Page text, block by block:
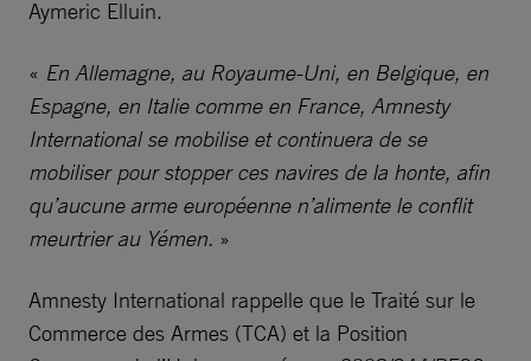
Aymeric Elluin.
« En Allemagne, au Royaume-Uni, en Belgique, en
Espagne, en Italie comme en France, Amnesty
International se mobilise et continuera de se
mobiliser pour stopper ces navires de la honte, afin
qu’aucune arme européenne n’alimente le conflit
meurtrier au Yémen. »
Amnesty International rappelle que le Traité sur le
Commerce des Armes (TCA) et la Position